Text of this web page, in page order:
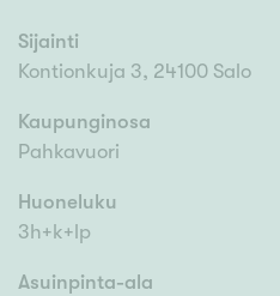
Sijainti
Kontionkuja 3, 24100 Salo
Kaupunginosa
Pahkavuori
Huoneluku
3h+k+lp
Asuinpinta-ala